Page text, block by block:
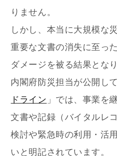
りません。
しかし、本当に大規模な
重要な文書の消失に至っ
ダメージを被る結果となり
内閣府防災担当が公開し
ドライン 」では、事業を
文書や記録（バイタルレ
検討や緊急時の利用・活
いと明記されています。